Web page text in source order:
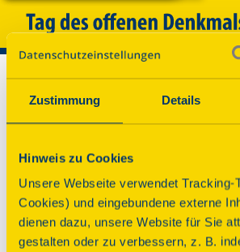
Zustimmung Details
Hinweis zu Cookies
Unsere Webseite verwendet Tracking-
Cookies) und eingebundene externe
dienen dazu, unsere Website für Sie
gestalten oder zu verbessern, z. B.